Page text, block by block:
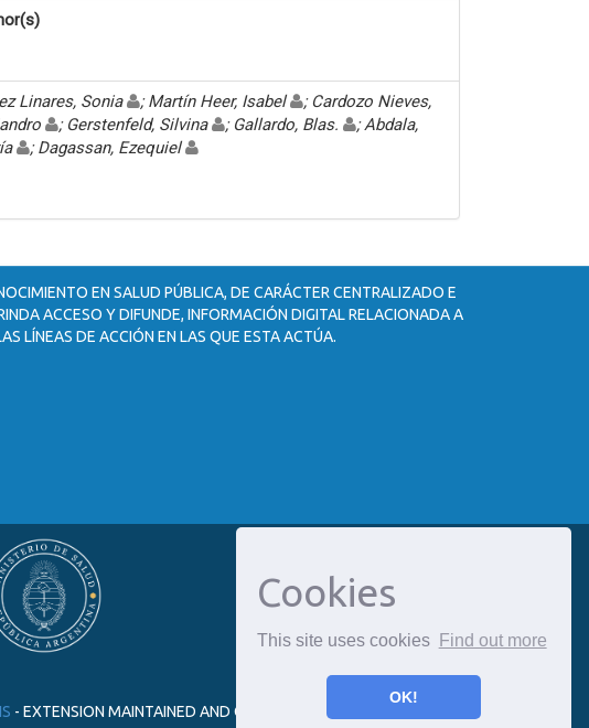
Cookies
This site uses cookies Find out more
OK!
Linares, Sonia ; Martín Heer, Isabel
; Cardozo Nieves,
; Gerstenfeld, Silvina ; Gallardo, Blas.
; Abdala,
; Dagassan, Ezequiel
EN SALUD PÚBLICA, DE CARÁCTER CENTRALIZADO E
ACCESO Y DIFUNDE, INFORMACIÓN DIGITAL RELACIONADA A
LÍNEAS DE ACCIÓN EN LAS QUE ESTA ACTÚA.
- EXTENSION MAINTAINED AND OPTIMIZED BY